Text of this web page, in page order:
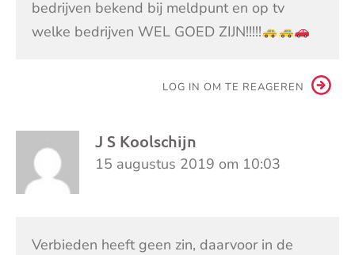
bedrijven bekend bij meldpunt en op tv
welke bedrijven WEL GOED ZIJN!!!!!
LOG IN OM TE REAGEREN
J S Koolschijn
15 augustus 2019 om 10:03
Verbieden heeft geen zin, daarvoor in de